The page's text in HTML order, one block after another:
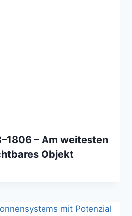
– Am weitesten
Objekt